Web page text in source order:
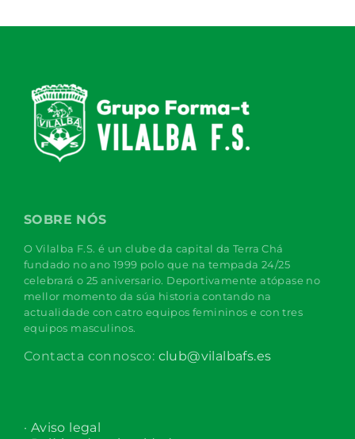
SOBRE NÓS
O Vilalba F.S. é un clube da capital da Terra Chá
fundado no ano 1999 polo que na tempada 24/25
celebrará o 25 aniversario. Deportivamente atópase no
mellor momento da súa historia contando na
actualidade con catro equipos femininos e con tres
equipos masculinos.
Contacta connosco: club@vilalbafs.es
· Aviso legal